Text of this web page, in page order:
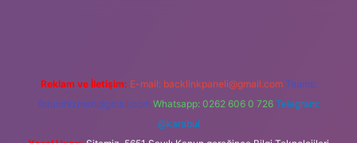
Reklam ve İletişim: E-mail: backlinkpaneli@gmail.com Teams:
forumhizmeti@gmail.com Whatsapp: 0262 606 0 726 Telegram:
@karabul